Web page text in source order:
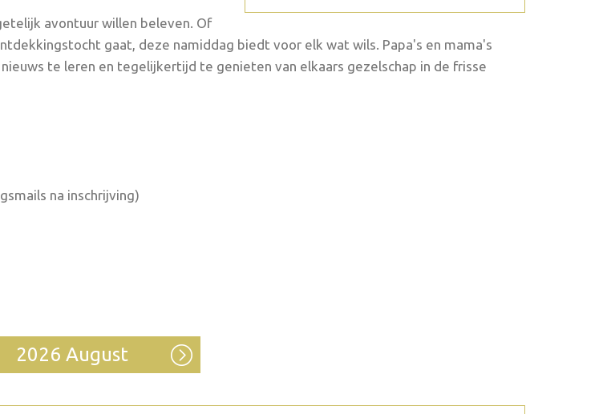
avontuur willen beleven. Of
gaat, deze namiddag biedt voor elk wat wils. Papa's en mama's
te leren en tegelijkertijd te genieten van elkaars gezelschap in de frisse
na inschrijving)
2026 August